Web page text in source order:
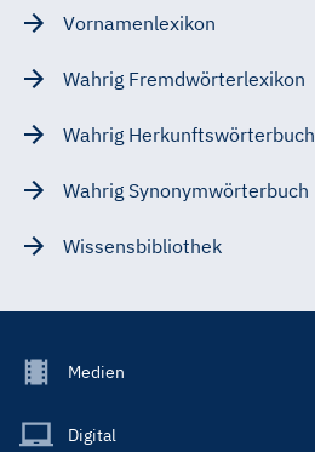
Vornamenlexikon
Wahrig Fremdwörterlexikon
Wahrig Herkunftswörterbuch
Wahrig Synonymwörterbuch
Wissensbibliothek
Footer
Main
Medien
Digital